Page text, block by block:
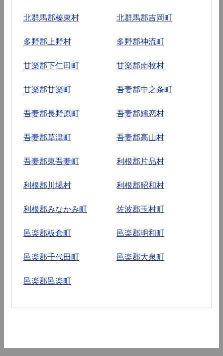
北群馬郡榛東村 北群馬郡吉岡町
多野郡上野村 多野郡神流町
甘楽郡下仁田町 甘楽郡南牧村
甘楽郡甘楽町 吾妻郡中之条町
吾妻郡長野原町 吾妻郡嬬恋村
吾妻郡草津町 吾妻郡高山村
吾妻郡東吾妻町 利根郡片品村
利根郡川場村 利根郡昭和村
利根郡みなかみ町 佐波郡玉村町
邑楽郡板倉町 邑楽郡明和町
邑楽郡千代田町 邑楽郡大泉町
邑楽郡邑楽町